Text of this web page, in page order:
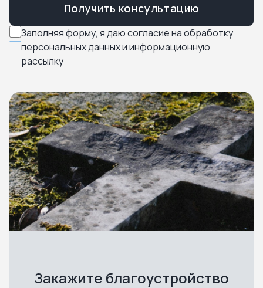
Заполняя форму, я даю согласие на обработку
персональных данных и информационную
рассылку
Получить консультацию
Закажите благоустройство